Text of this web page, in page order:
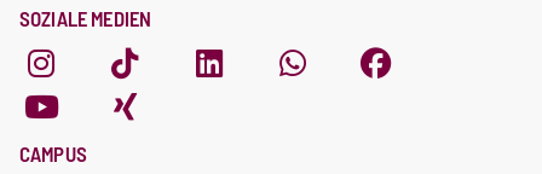
SOZIALE MEDIEN
CAMPUS